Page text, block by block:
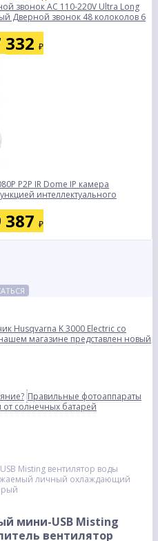
звонок AC 110-220V Ultra Long
Дверной звонок 48 колоколов 6
332 ₽
P2P IR Dome IP камера
интеллектуального
387 ₽
Husqvarna K 3000 Electric со
магазине представлен новый
Правильные фотоаппараты
от солнечных батарей
Misting вентилятор воды
личный охлаждающий
мини-USB Misting
вентилятор